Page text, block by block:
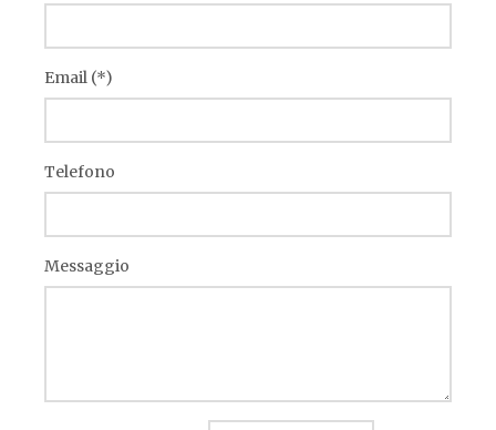
Email (*)
Telefono
Messaggio